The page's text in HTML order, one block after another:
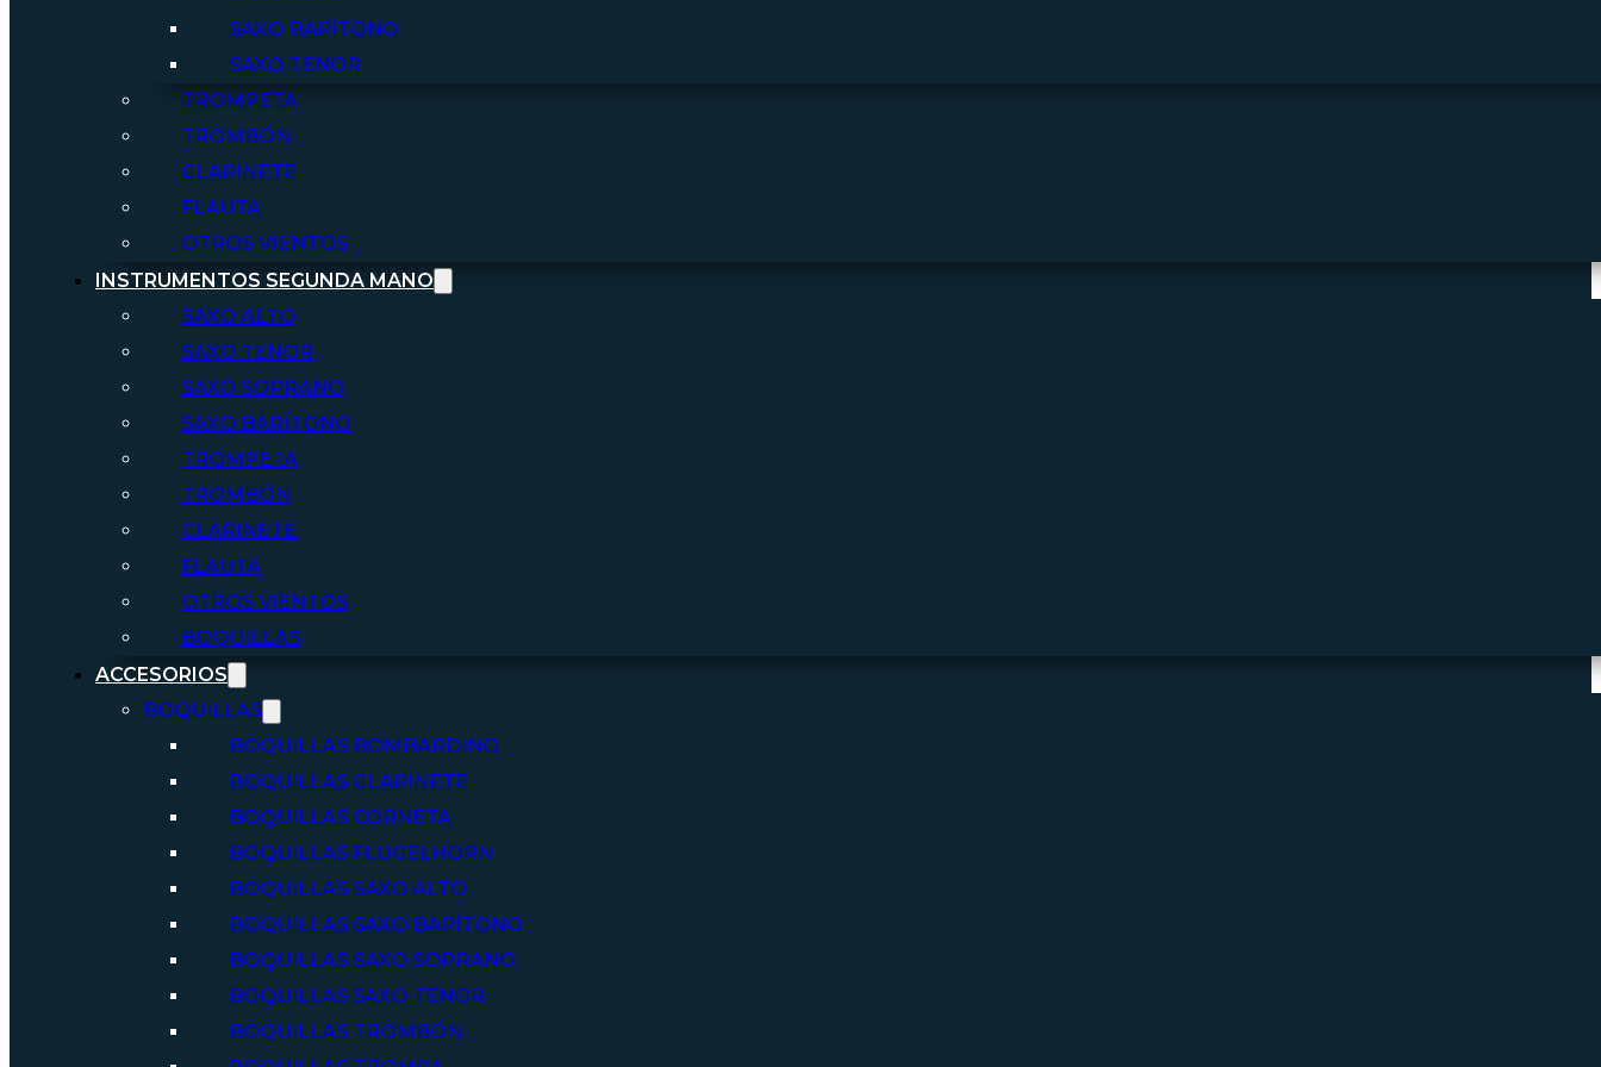
SAXO BARITONO
SAXO TENOR
TROMPETA
TROMBÓN
CLARINETE
FLAUTA
OTROS VIENTOS
INSTRUMENTOS SEGUNDA MANO
SAXO ALTO
SAXO TENOR
SAXO SOPRANO
SAXO BARÍTONO
TROMPETA
TROMBÓN
CLARINETE
FLAUTA
OTROS VIENTOS
BOQUILLAS
ACCESORIOS
BOQUILLAS
BOQUILLAS BOMBARDINO
BOQUILLAS CLARINETE
BOQUILLAS CORNETA
BOQUILLAS FLUGELHORN
BOQUILLAS SAXO ALTO
BOQUILLAS SAXO BARÍTONO
BOQUILLAS SAXO SOPRANO
BOQUILLAS SAXO TENOR
BOQUILLAS TROMBÓN